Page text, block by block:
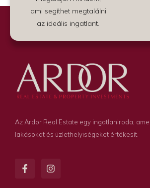
ami segíthet megtalálni
az ideális ingatlant.
Az Ardor Real Estate egy ingatlaniroda,
lakásokat és üzlethelyiségeket értékesít.